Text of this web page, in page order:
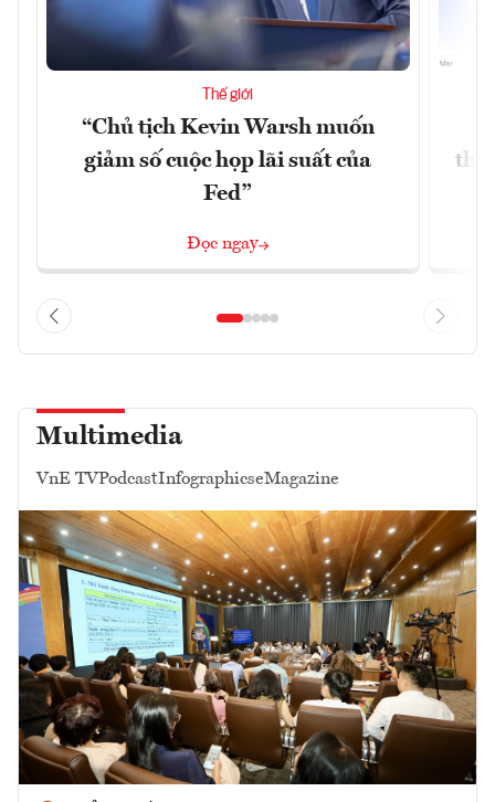
Thế giới
“Chủ tịch Kevin Warsh muốn
giảm số cuộc họp lãi suất của
Fed”
Đọc ngay
Multimedia
VnE TVPodcastInfographicseMagazine